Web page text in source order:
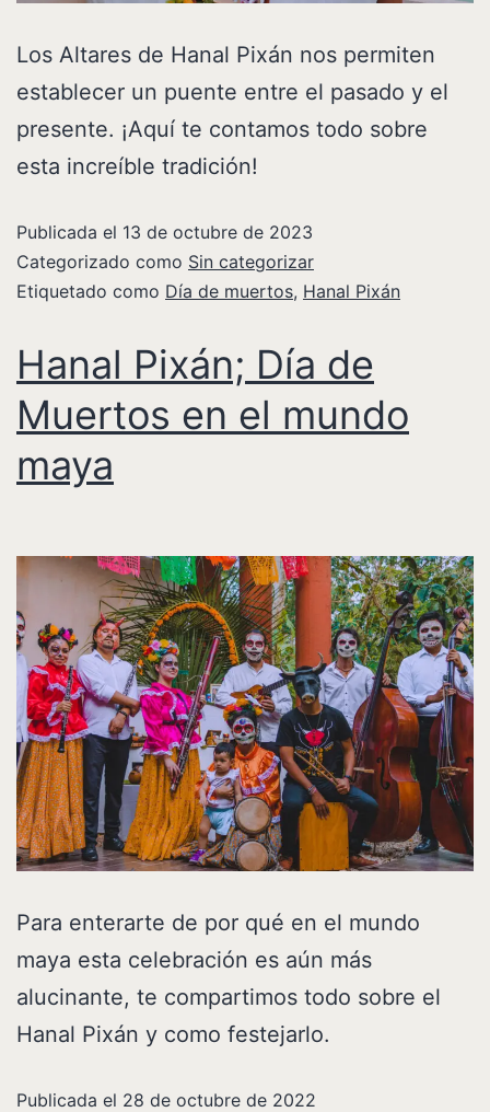
Los Altares de Hanal Pixán nos permiten
establecer un puente entre el pasado y el
presente. ¡Aquí te contamos todo sobre
esta increíble tradición!
Publicada el 13 de octubre de 2023
Categorizado como Sin categorizar
Etiquetado como Día de muertos, Hanal Pixán
Hanal Pixán; Día de
Muertos en el mundo
maya
Para enterarte de por qué en el mundo
maya esta celebración es aún más
alucinante, te compartimos todo sobre el
Hanal Pixán y como festejarlo.
Publicada el 28 de octubre de 2022